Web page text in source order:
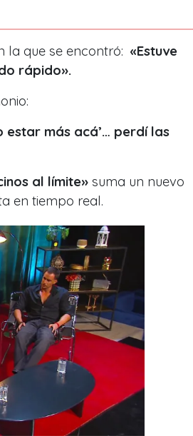
la que se encontró: «Estuve
rápido».
estar más acá’… perdí las
al límite» suma un nuevo
en tiempo real.